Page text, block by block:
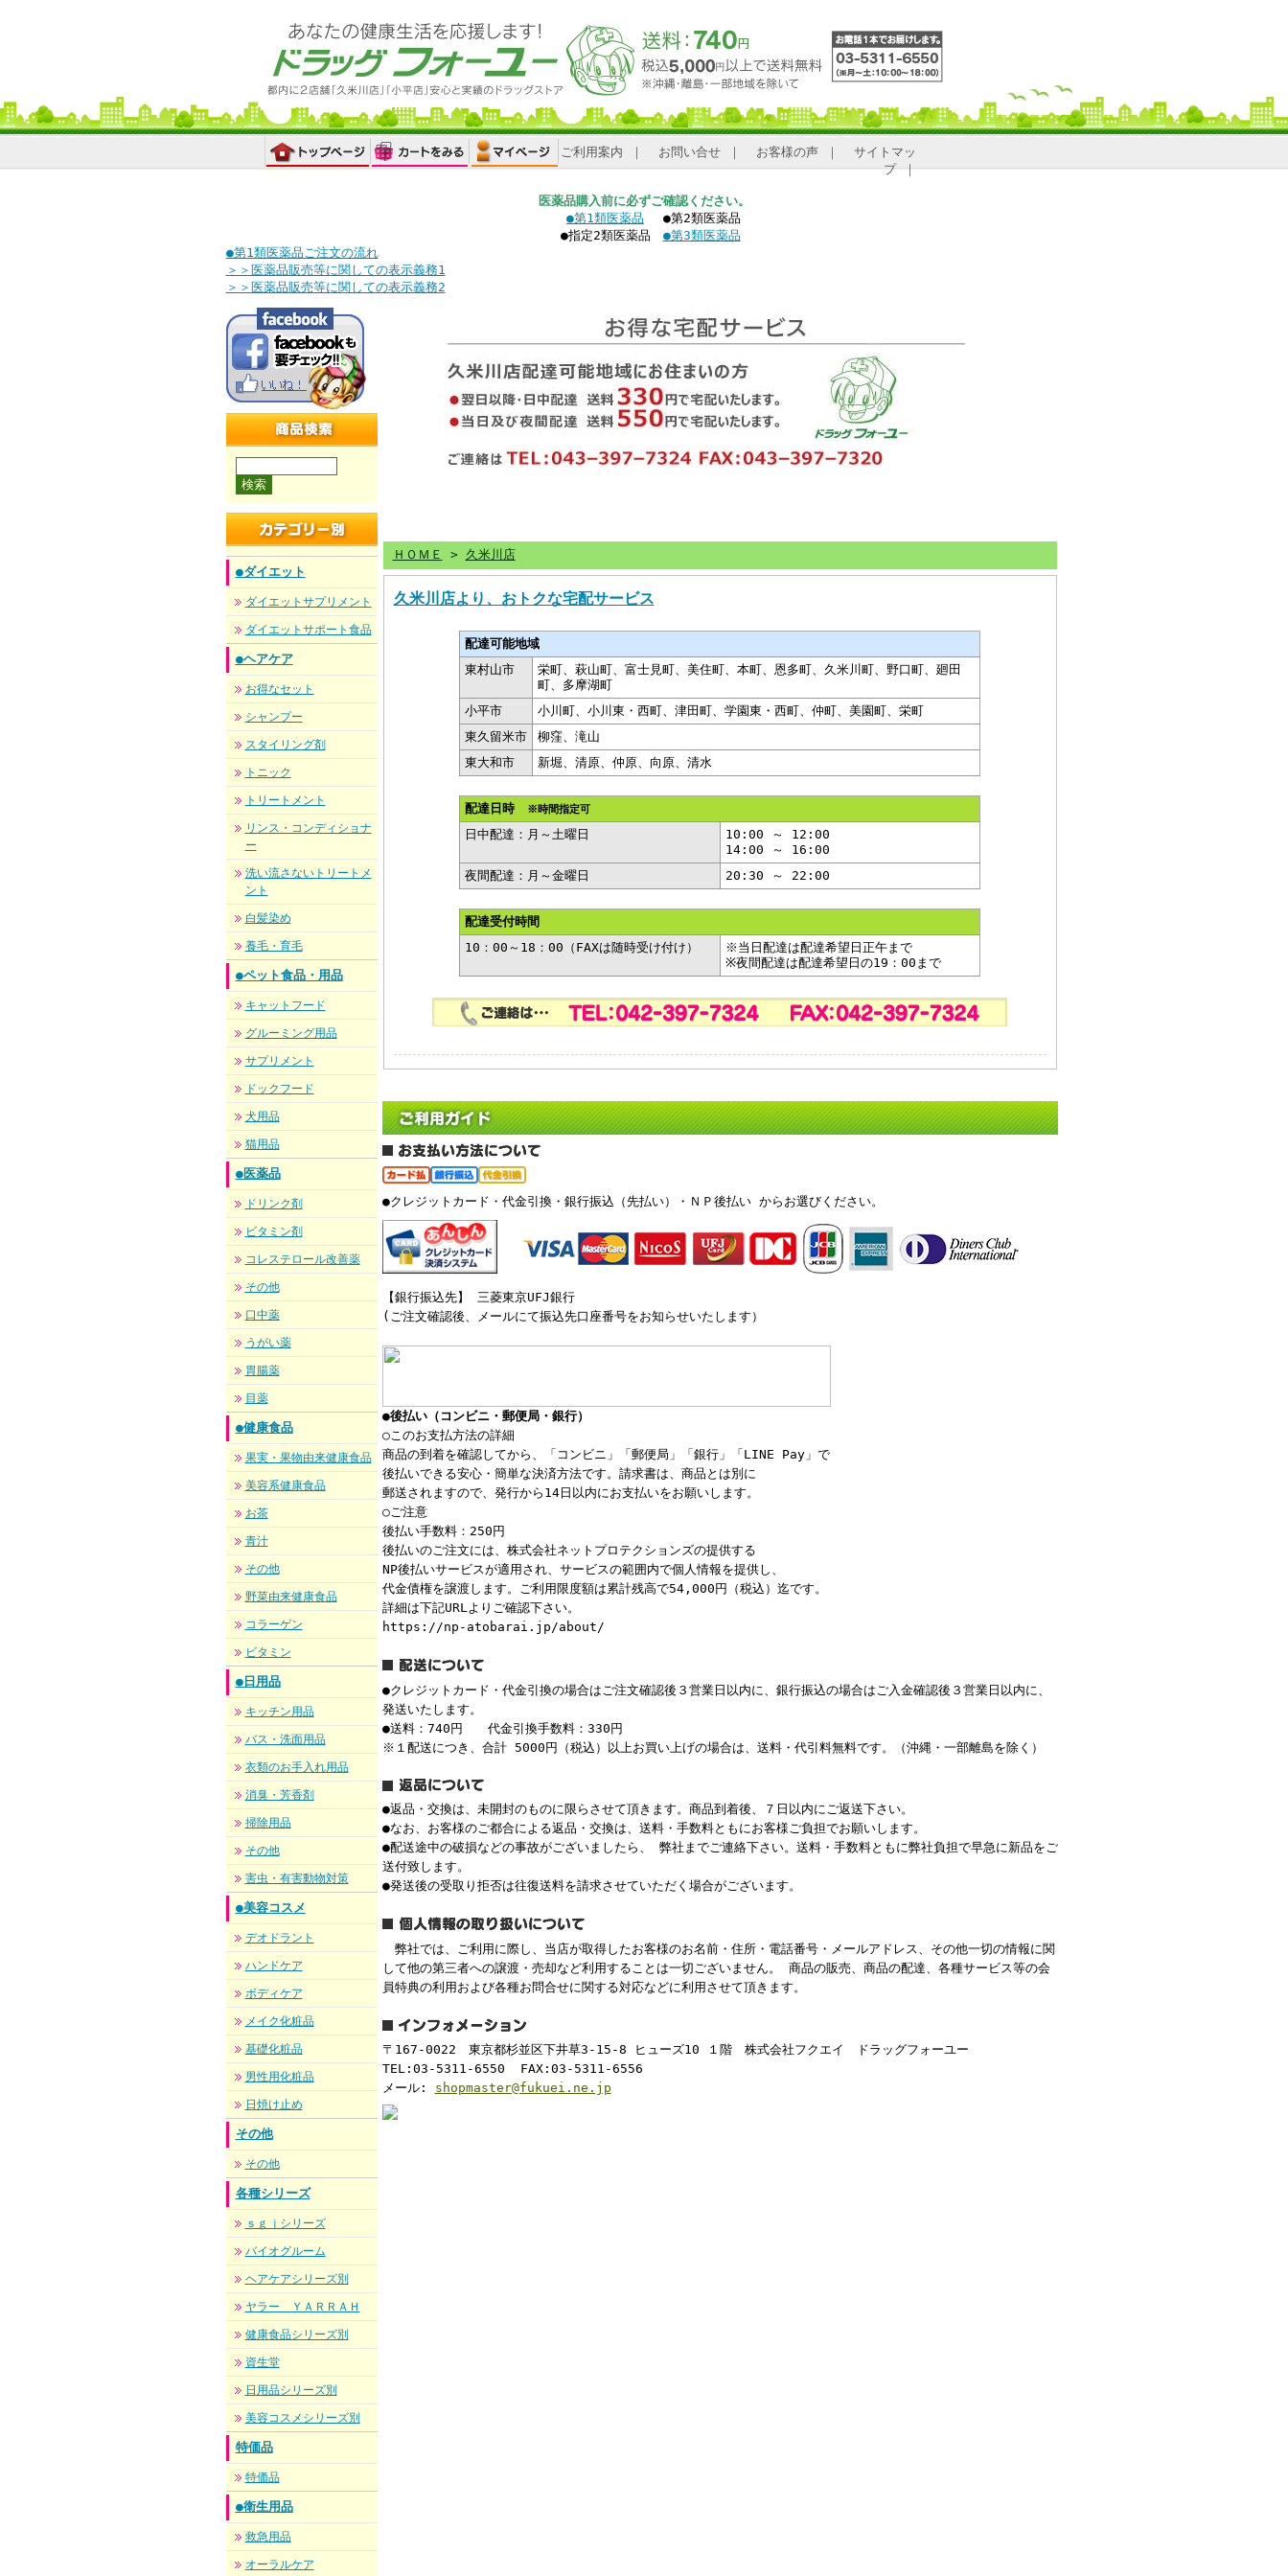
ご利用案内 ｜ お問い合せ｜ お客様の声｜
サイトマッ
プ｜
医薬品購入前に必ずご確認ください。
●第1類医薬品
●第2類医薬品
●指定2類医薬品
●第3類医薬品
●第1類医薬品ご注文の流れ
＞＞医薬品販売等に関しての表示義務1
＞＞医薬品販売等に関しての表示義務2
商品検索
●ダイエット
ダイエットサプリメント
ダイエットサポート食品
●ヘアケア
お得なセット
シャンプー
スタイリング剤
トニック
トリートメント
リンス・コンディショナ
ー
洗い流さないトリートメ
ント
白髪染め
養毛・育毛
●ペット食品・用品
キャットフード
グルーミング用品
サプリメント
ドックフード
犬用品
猫用品
●医薬品
ドリンク剤
ビタミン剤
コレステロール改善薬
その他
口中薬
うがい薬
胃腸薬
目薬
●健康食品
果実・果物由来健康食品
美容系健康食品
お茶
青汁
その他
野菜由来健康食品
コラーゲン
ビタミン
●日用品
キッチン用品
バス・洗面用品
衣類のお手入れ用品
消臭・芳香剤
掃除用品
その他
害虫・有害動物対策
●美容コスメ
デオドラント
ハンドケア
ボディケア
メイク化粧品
基礎化粧品
男性用化粧品
日焼け止め
その他
その他
各種シリーズ
ｓｇｊシリーズ
バイオグルーム
ヘアケアシリーズ別
ヤラー ＹＡＲＲＡＨ
健康食品シリーズ別
資生堂
日用品シリーズ別
美容コスメシリーズ別
特価品
特価品
●衛生用品
救急用品
オーラルケア
ＨＯＭＥ > 久米川店
久米川店より、おトクな宅配サービス
配達可能地域
東村山市
栄町、萩山町、富士見町、美住町、本町、恩多町、久米川町、野口町、廻田
町、多摩湖町
小平市
小川町、小川東・西町、津田町、学園東・西町、仲町、美園町、栄町
東久留米市
柳窪、滝山
東大和市
新堀、清原、仲原、向原、清水
配達日時 ※時間指定可
日中配達：月～土曜日
10:00 ～ 12:00
14:00 ～ 16:00
夜間配達：月～金曜日
20:30 ～ 22:00
配達受付時間
10：00～18：00（FAXは随時受け付け）
※当日配達は配達希望日正午まで
※夜間配達は配達希望日の19：00まで
●クレジットカード・代金引換・銀行振込（先払い）・ＮＰ後払い からお選びください。
【銀行振込先】 三菱東京UFJ銀行
(ご注文確認後、メールにて振込先口座番号をお知らせいたします）
●後払い（コンビニ・郵便局・銀行）
○このお支払方法の詳細
商品の到着を確認してから、「コンビニ」「郵便局」「銀行」「LINE Pay」で
後払いできる安心・簡単な決済方法です。請求書は、商品とは別に
郵送されますので、発行から14日以内にお支払いをお願いします。
○ご注意
後払い手数料：250円
後払いのご注文には、株式会社ネットプロテクションズの提供する
NP後払いサービスが適用され、サービスの範囲内で個人情報を提供し、
代金債権を譲渡します。ご利用限度額は累計残高で54,000円（税込）迄です。
詳細は下記URLよりご確認下さい。
https://np-atobarai.jp/about/
●クレジットカード・代金引換の場合はご注文確認後３営業日以内に、銀行振込の場合はご入金確認後３営業日以内に、
発送いたします。
●送料：740円 代金引換手数料：330円
※１配送につき、合計 5000円（税込）以上お買い上げの場合は、送料・代引料無料です。（沖縄・一部離島を除く）
●返品・交換は、未開封のものに限らさせて頂きます。商品到着後、７日以内にご返送下さい。
●なお、お客様のご都合による返品・交換は、送料・手数料ともにお客様ご負担でお願いします。
●配送途中の破損などの事故がございましたら、 弊社までご連絡下さい。送料・手数料ともに弊社負担で早急に新品をご
送付致します。
●発送後の受取り拒否は往復送料を請求させていただく場合がございます。
弊社では、ご利用に際し、当店が取得したお客様のお名前・住所・電話番号・メールアドレス、その他一切の情報に関
して他の第三者への譲渡・売却など利用することは一切ございません。 商品の販売、商品の配達、各種サービス等の会
員特典の利用および各種お問合せに関する対応などに利用させて頂きます。
〒167-0022 東京都杉並区下井草3-15-8 ヒューズ10 １階 株式会社フクエイ ドラッグフォーユー
TEL:03-5311-6550 FAX:03-5311-6556
メール: shopmaster@fukuei.ne.jp